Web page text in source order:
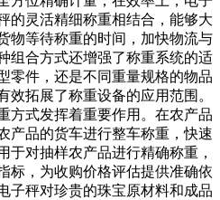
的灵活精细称重相结合，能够大
物等待称重的时间，加快物流与
组合方式还增强了称重系统的适
零件，还是不同重量规格的物品
效拓展了称重设备的应用范围。​
方式发挥着重要作用。在农产品
产品的货车进行整车称重，快速
于对抽样农产品进行精确称重，
标，为收购价格评估提供准确依
子秤对珍贵的珠宝原材料和成品